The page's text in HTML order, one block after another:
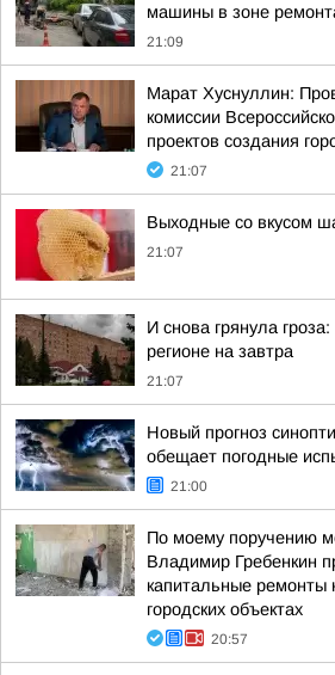
машины в зоне
21:09
Марат Хуснуллин:
комиссии
проектов создания
21:07
Выходные со вкусом
21:07
И снова грянула
регионе на завтра
21:07
Новый прогноз
обещает погодные
21:00
По моему поручению
Владимир Гребенкин
капитальные ремонты
городских объектах
20:57